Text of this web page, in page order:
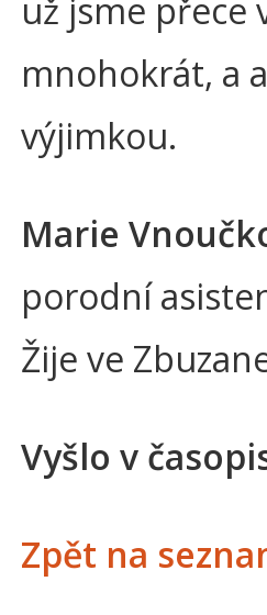
už jsme přece
mnohokrát, a
výjimkou.
Marie
porodní
Žije ve
Vyšlo v
Zpět na